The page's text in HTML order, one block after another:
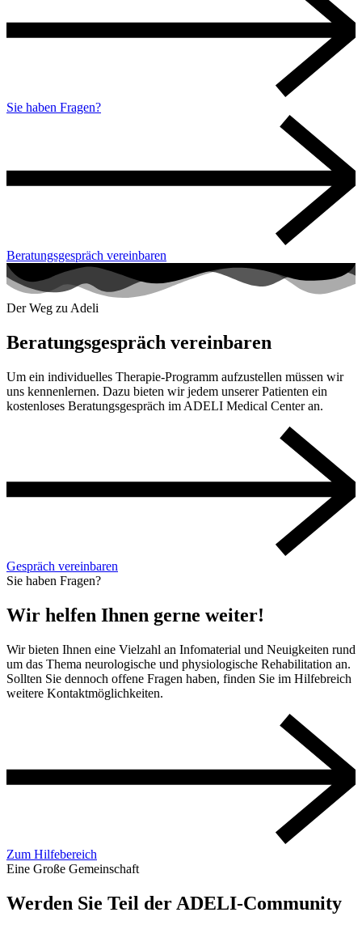
Sie haben Fragen?
Beratungsgespräch vereinbaren
Der Weg zu Adeli
Beratungsgespräch vereinbaren
Um ein individuelles Therapie-Programm aufzustellen müssen wir
uns kennenlernen. Dazu bieten wir jedem unserer Patienten ein
kostenloses Beratungsgespräch im ADELI Medical Center an.
Gespräch vereinbaren
Sie haben Fragen?
Wir helfen Ihnen gerne weiter!
Wir bieten Ihnen eine Vielzahl an Infomaterial und Neuigkeiten rund
um das Thema neurologische und physiologische Rehabilitation an.
Sollten Sie dennoch offene Fragen haben, finden Sie im Hilfebreich
weitere Kontaktmöglichkeiten.
Zum Hilfebereich
Eine Große Gemeinschaft
Werden Sie Teil der ADELI-Community